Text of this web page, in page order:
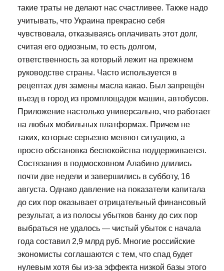
такие траты не делают нас счастливее. Также надо
учитывать, что Украина прекрасно себя
чувствовала, отказываясь оплачивать этот долг,
считая его одиозным, то есть долгом,
ответственность за который лежит на прежнем
руководстве страны. Часто используется в
рецептах для замены масла какао. Был запрещён
въезд в город из промплощадок машин, автобусов.
Приложение настолько универсально, что работает
на любых мобильных платформах. Причем не
таких, которые серьезно меняют ситуацию, а
просто обстановка беспокойства поддерживается.
Состязания в подмосковном Алабино длились
почти две недели и завершились в субботу, 16
августа. Однако давление на показатели капитала
до сих пор оказывает отрицательный финансовый
результат, а из полосы убытков банку до сих пор
выбраться не удалось — чистый убыток с начала
года составил 2,9 млрд руб. Многие российские
экономисты соглашаются с тем, что спад будет
нулевым хотя бы из-за эффекта низкой базы этого